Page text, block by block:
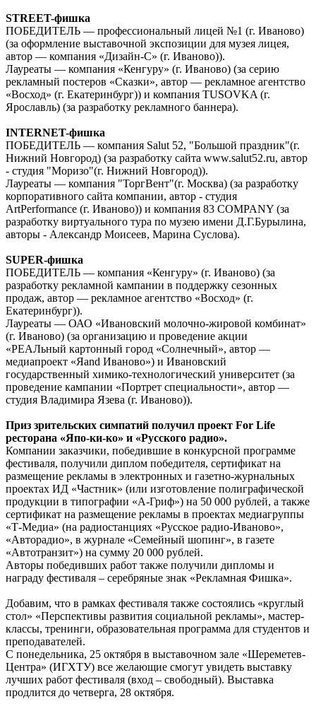
STREET-фишка
ПОБЕДИТЕЛЬ — профессиональный лицей №1 (г. Иваново)
(за оформление выставочной экспозиции для музея лицея,
автор — компания «Дизайн-С» (г. Иваново)).
Лауреаты — компания «Кенгуру» (г. Иваново) (за серию
рекламный постеров «Сказки», автор — рекламное агентство
«Восход» (г. Екатеринбург)) и компания TUSOVKA (г.
Ярославль) (за разработку рекламного баннера).
INTERNET-фишка
ПОБЕДИТЕЛЬ — компания Salut 52, "Большой праздник"(г.
Нижний Новгород) (за разработку сайта www.salut52.ru, автор
- студия "Моризо"(г. Нижний Новгород)).
Лауреаты — компания "ТоргВент"(г. Москва) (за разработку
корпоративного сайта компании, автор - студия
ArtPerformance (г. Иваново)) и компания 83 COMPANY (за
разработку виртуального тура по музею имени Д.Г.Бурылина,
авторы - Александр Моисеев, Марина Суслова).
SUPER-фишка
ПОБЕДИТЕЛЬ — компания «Кенгуру» (г. Иваново) (за
разработку рекламной кампании в поддержку сезонных
продаж, автор — рекламное агентство «Восход» (г.
Екатеринбург)).
Лауреаты — ОАО «Ивановский молочно-жировой комбинат»
(г. Иваново) (за организацию и проведение акции
«РЕАЛьный картонный город «Солнечный», автор —
медиапроект «Яand Иваново») и Ивановский
государственный химико-технологический университет (за
проведение кампании «Портрет специальности», автор —
студия Владимира Язева (г. Иваново)).
Приз зрительских симпатий получил проект For Life
ресторана «Япо-ки-ко» и «Русского радио».
Компании заказчики, победившие в конкурсной программе
фестиваля, получили диплом победителя, сертификат на
размещение рекламы в электронных и газетно-журнальных
проектах ИД «Частник» (или изготовление полиграфической
продукции в типографии «А-Гриф») на 50 000 рублей, а также
сертификат на размещение рекламы в проектах медиагруппы
«Т-Медиа» (на радиостанциях «Русское радио-Иваново»,
«Авторадио», в журнале «Семейный шопинг», в газете
«Автотранзит») на сумму 20 000 рублей.
Авторы победивших работ также получили дипломы и
награду фестиваля – серебряные знак «Рекламная Фишка».
Добавим, что в рамках фестиваля также состоялись «круглый
стол» «Перспективы развития социальной рекламы», мастер-
классы, тренинги, образовательная программа для студентов и
преподавателей.
C понедельника, 25 октября в выставочном зале «Шереметев-
Центра» (ИГХТУ) все желающие смогут увидеть выставку
лучших работ фестиваля (вход – свободный). Выставка
продлится до четверга, 28 октября.